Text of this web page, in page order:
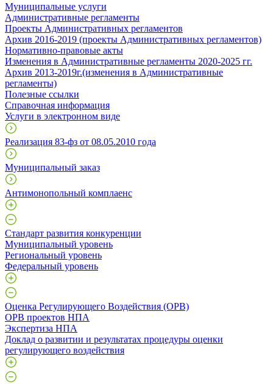
Муниципальные услуги
Административные регламенты
Проекты Административных регламентов
Архив 2016-2019 (проекты Административных регламентов)
Нормативно-правовые акты
Изменения в Административные регламенты 2020-2025 гг.
Архив 2013-2019г.(изменения в Административные
регламенты)
Полезные ссылки
Справочная информация
Услуги в электронном виде
Реализация 83-фз от 08.05.2010 года
Муниципальный заказ
Антимонопольный комплаенс
Стандарт развития конкуренции
Муниципальный уровень
Региональный уровень
Федеральный уровень
Оценка Регулирующего Воздействия (ОРВ)
ОРВ проектов НПА
Экспертиза НПА
Доклад о развитии и результатах процедуры оценки
регулирующего воздействия